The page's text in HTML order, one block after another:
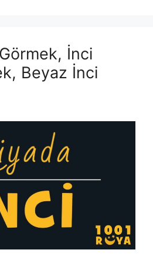
İnci
Beyaz İnci